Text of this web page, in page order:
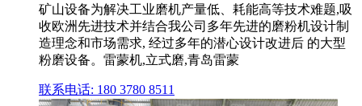
矿山设备为解决工业磨机产量低、耗能高等技术难题,吸
收欧洲先进技术并结合我公司多年先进的磨粉机设计制
造理念和市场需求, 经过多年的潜心设计改进后 的大型
粉磨设备。雷蒙机,立式磨,青岛雷蒙
联系电话: 180 3780 8511